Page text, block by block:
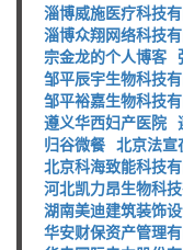
淄博威施医疗科技
淄博众翔网络科技
宗金龙的个人博客
邹平辰宇生物科技
邹平裕嘉生物科技
遵义华西妇产医院
归谷微餐 北京法宣
北京科海致能科技
河北凯力昂生物科
湖南美迪建筑装饰
华安财保资产管理